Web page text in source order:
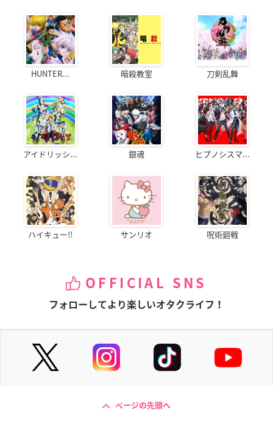
HUNTER... 暗殺教室 刀剣乱舞
アイドリッシ... 銀魂 ヒプノシスマ...
ハイキュー!! サンリオ 呪術廻戦
OFFICIAL SNS
フォローしてより楽しいオタクライフ！
ページの先頭へ